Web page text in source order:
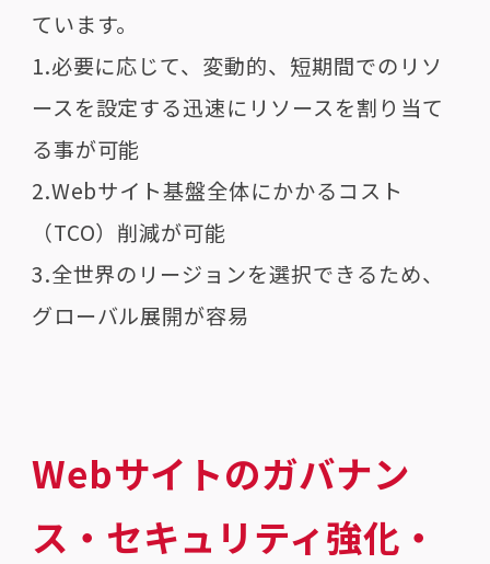
ています。
1.必要に応じて、変動的、短期間でのリソ
ースを設定する迅速にリソースを割り当て
る事が可能
2.Webサイト基盤全体にかかるコスト
（TCO）削減が可能
3.全世界のリージョンを選択できるため、
グローバル展開が容易
Webサイトのガバナン
ス・セキュリティ強化・